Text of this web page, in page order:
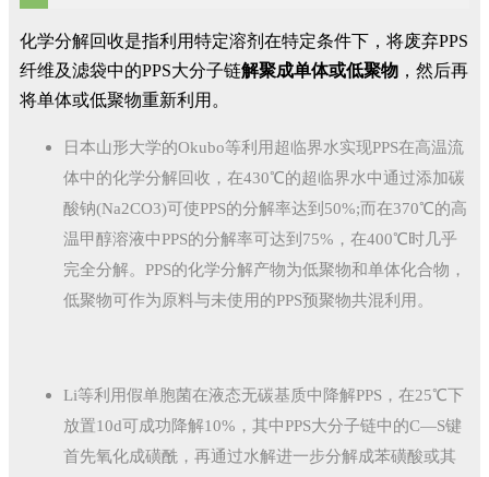
化学分解回收是指利用特定溶剂在特定条件下，将废弃PPS
纤维及滤袋中的PPS大分子链解聚成单体或低聚物 ，然后再
将单体或低聚物重新利用。
日本山形大学的Okubo等利用超临界水实现PPS在高温流
体中的化学分解回收，在430℃的超临界水中通过添加碳
酸钠(Na2CO3)可使PPS的分解率达到50%;而在370℃的高
温甲醇溶液中PPS的分解率可达到75%，在400℃时几乎
完全分解。PPS的化学分解产物为低聚物和单体化合物，
低聚物可作为原料与未使用的PPS预聚物共混利用。
Li等利用假单胞菌在液态无碳基质中降解PPS，在25℃下
放置10d可成功降解10%，其中PPS大分子链中的C—S键
首先氧化成磺酰，再通过水解进一步分解成苯磺酸或其